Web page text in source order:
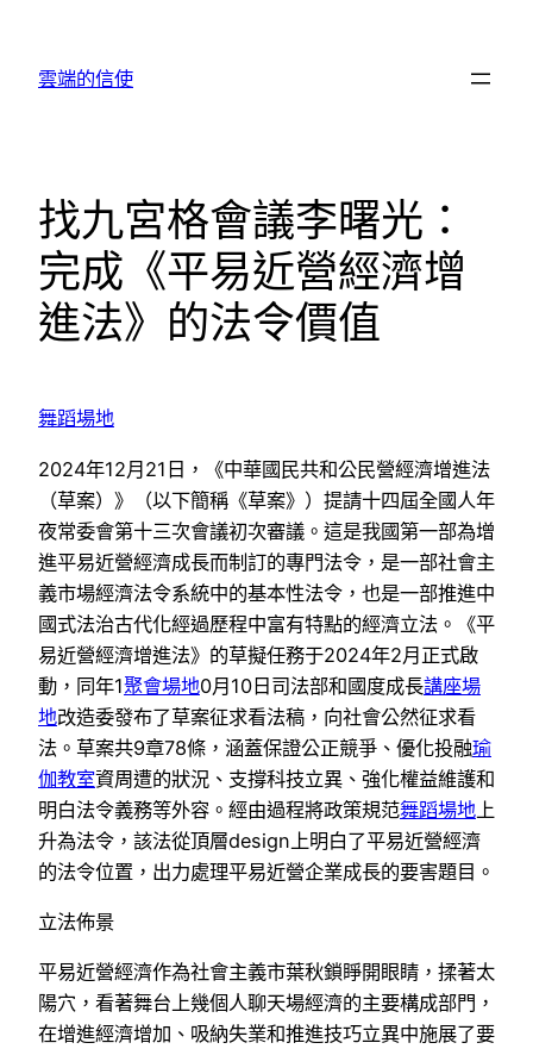
雲端的信使
找九宮格會議李曙光：
完成《平易近營經濟增
進法》的法令價值
舞蹈場地
2024年12月21日，《中華國民共和公民營經濟增進法
（草案）》（以下簡稱《草案》）提請十四屆全國人年
夜常委會第十三次會議初次審議。這是我國第一部為增
進平易近營經濟成長而制訂的專門法令，是一部社會主
義市場經濟法令系統中的基本性法令，也是一部推進中
國式法治古代化經過歷程中富有特點的經濟立法。《平
易近營經濟增進法》的草擬任務于2024年2月正式啟
動，同年1聚會場地0月10日司法部和國度成長講座場
地改造委發布了草案征求看法稿，向社會公然征求看
法。草案共9章78條，涵蓋保證公正競爭、優化投融瑜
伽教室資周遭的狀況、支撐科技立異、強化權益維護和
明白法令義務等外容。經由過程將政策規范舞蹈場地 上
升為法令，該法從頂層design上明白了平易近營經濟
的法令位置，出力處理平易近營企業成長的要害題目。
立法佈景
平易近營經濟作為社會主義市葉秋鎖睜開眼睛，揉著太
陽穴，看著舞台上幾個人聊天場經濟的主要構成部門，
在增進經濟增加、吸納失業和推進技巧立異中施展了要